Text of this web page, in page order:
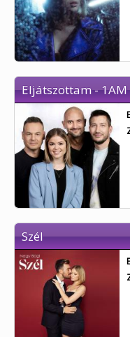
Eljátszottam - 1AM
Szél